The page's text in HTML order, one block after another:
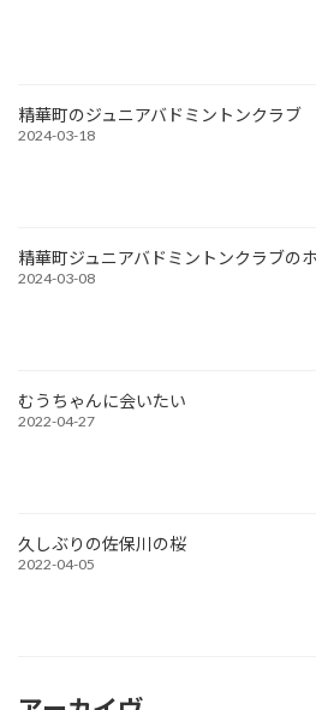
精華町のジュニアバドミントンクラブ
2024-03-18
精華町ジュニアバドミントンクラブの
2024-03-08
むうちゃんに会いたい
2022-04-27
久しぶりの佐保川の桜
2022-04-05